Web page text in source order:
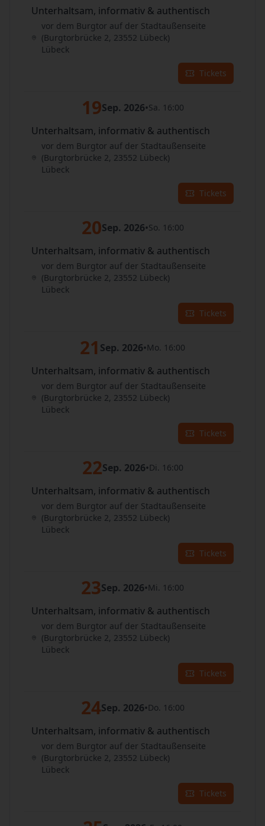
Unterhaltsam, informativ & authentisch
vor dem Burgtor auf der Stadtaußenseite
(Burgtorbrücke 2, 23552 Lübeck)
Lübeck
Tickets
19Sep. 2026•Sa. 16:00
Unterhaltsam, informativ & authentisch
vor dem Burgtor auf der Stadtaußenseite
(Burgtorbrücke 2, 23552 Lübeck)
Lübeck
Tickets
20Sep. 2026•So. 16:00
Unterhaltsam, informativ & authentisch
vor dem Burgtor auf der Stadtaußenseite
(Burgtorbrücke 2, 23552 Lübeck)
Lübeck
Tickets
21 Sep. 2026•Mo. 16:00
Unterhaltsam, informativ & authentisch
vor dem Burgtor auf der Stadtaußenseite
(Burgtorbrücke 2, 23552 Lübeck)
Lübeck
Tickets
22Sep. 2026•Di. 16:00
Unterhaltsam, informativ & authentisch
vor dem Burgtor auf der Stadtaußenseite
(Burgtorbrücke 2, 23552 Lübeck)
Lübeck
Tickets
23Sep. 2026•Mi. 16:00
Unterhaltsam, informativ & authentisch
vor dem Burgtor auf der Stadtaußenseite
(Burgtorbrücke 2, 23552 Lübeck)
Lübeck
Tickets
24Sep. 2026•Do. 16:00
Unterhaltsam, informativ & authentisch
vor dem Burgtor auf der Stadtaußenseite
(Burgtorbrücke 2, 23552 Lübeck)
Lübeck
Tickets